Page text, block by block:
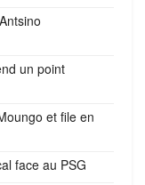
un point
et file en
face au PSG